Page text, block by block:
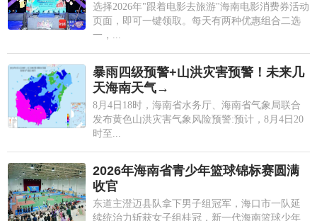
选择2026年"跟着电影去旅游"海南电影消费券活动
页面，即可一键领取。每天有两种优惠组合二选
一，...
暴雨四级预警+山洪灾害预警！未来几
天海南天气→
8月4日18时，海南省水务厅、海南省气象局联合
发布黄色山洪灾害气象风险预警:预计，8月4日20
时至...
2026年海南省青少年篮球锦标赛圆满
收官
东道主澄迈县队拿下男子组冠军，海口市一队延
续统治力斩获女子组桂冠，新一代海南篮球少年